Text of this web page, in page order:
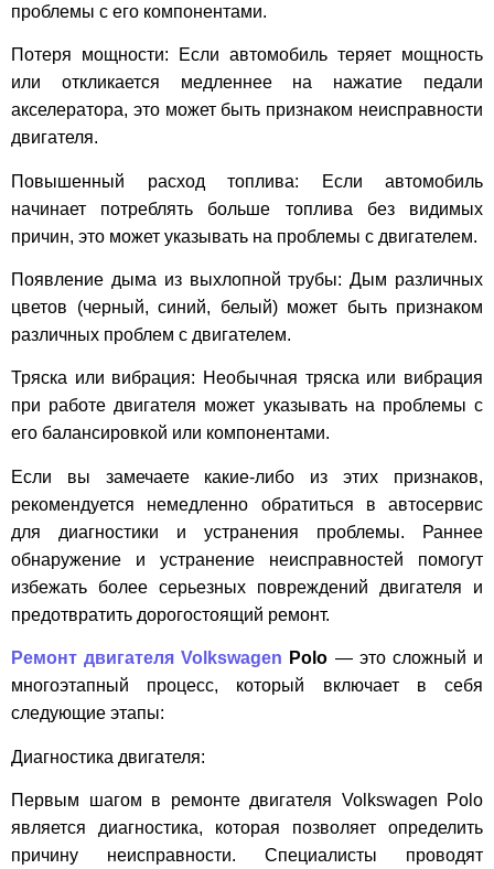
проблемы с его компонентами.
Потеря мощности: Если автомобиль теряет мощность
или откликается медленнее на нажатие педали
акселератора, это может быть признаком неисправности
двигателя.
Повышенный расход топлива: Если автомобиль
начинает потреблять больше топлива без видимых
причин, это может указывать на проблемы с двигателем.
Появление дыма из выхлопной трубы: Дым различных
цветов (черный, синий, белый) может быть признаком
различных проблем с двигателем.
Тряска или вибрация: Необычная тряска или вибрация
при работе двигателя может указывать на проблемы с
его балансировкой или компонентами.
Если вы замечаете какие-либо из этих признаков,
рекомендуется немедленно обратиться в автосервис
для диагностики и устранения проблемы. Раннее
обнаружение и устранение неисправностей помогут
избежать более серьезных повреждений двигателя и
предотвратить дорогостоящий ремонт.
Ремонт двигателя Volkswagen Polo — это сложный и
многоэтапный процесс, который включает в себя
следующие этапы:
Диагностика двигателя:
Первым шагом в ремонте двигателя Volkswagen Polo
является диагностика, которая позволяет определить
причину неисправности. Специалисты проводят